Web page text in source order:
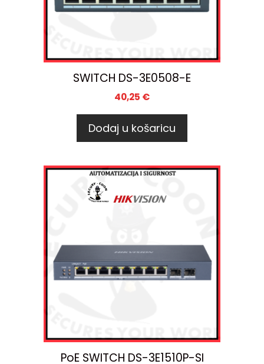
SWITCH DS-3E0508-E
40,25 €
Dodaj u košaricu
PoE SWITCH DS-3E1510P-SI